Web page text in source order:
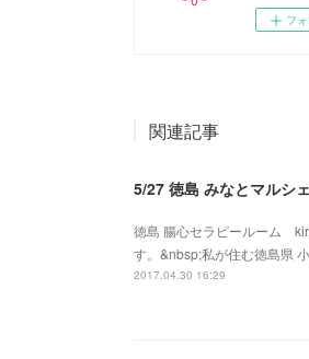
フ
関連記事
5/27 徳島 みなとマルシ
徳島 腸心セラピールーム
す。&nbsp;私が住む徳島県
2017.04.30 16:29